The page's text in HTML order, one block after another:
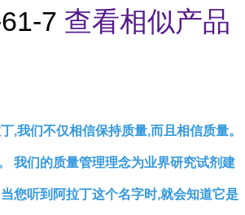
7 查看相似产品
,我们不仅相信保持质量,而且相信质量。
我们的质量管理理念为业界研究试剂建
您听到阿拉丁这个名字时,就会知道它是